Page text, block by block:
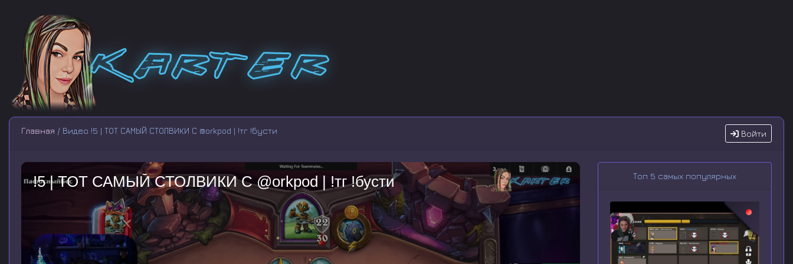
Войти
Главная / Видео !5 | ТОТ САМЫЙ СТОЛВИКИ С @orkpod | !тг !бусти
!5 | ТОТ САМЫЙ СТОЛВИКИ С @orkpod | !тг !бусти Топ 5 самых популярных